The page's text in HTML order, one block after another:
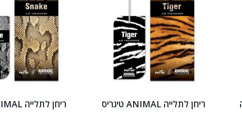
ריחן לתלייה ANIMAL טיגריס ריחן לתלייה ANIMAL נחש